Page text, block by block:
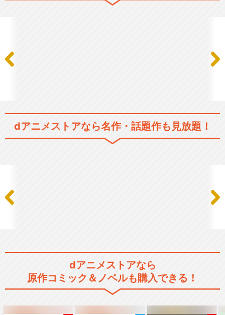
篇
閉じる
dアニメストアなら名作・話題作も見放題！
dアニメストアなら
原作コミック＆ノベルも購入できる！